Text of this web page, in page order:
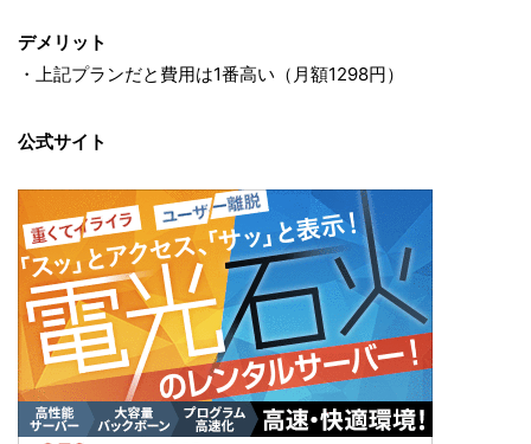
デメリット
・上記プランだと費用は1番高い（月額1298円）
公式サイト